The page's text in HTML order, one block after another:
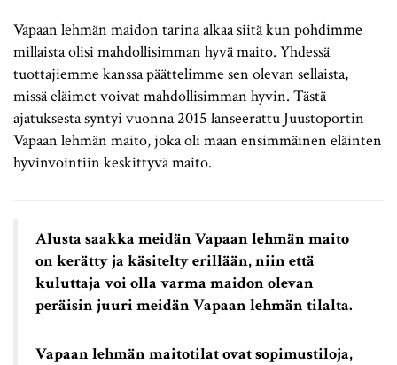
Vapaan lehmän maidon tarina alkaa siitä kun pohdimme
millaista olisi mahdollisimman hyvä maito. Yhdessä
tuottajiemme kanssa päättelimme sen olevan sellaista,
missä eläimet voivat mahdollisimman hyvin. Tästä
ajatuksesta syntyi vuonna 2015 lanseerattu Juustoportin
Vapaan lehmän maito, joka oli maan ensimmäinen eläinten
hyvinvointiin keskittyvä maito.
Alusta saakka meidän Vapaan lehmän maito
on kerätty ja käsitelty erillään, niin että
kuluttaja voi olla varma maidon olevan
peräisin juuri meidän Vapaan lehmän tilalta.
Vapaan lehmän maitotilat ovat sopimustiloja,